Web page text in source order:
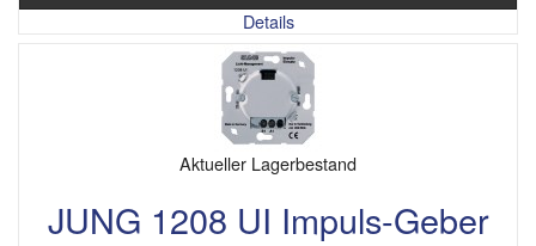
Details
Aktueller Lagerbestand
JUNG 1208 UI Impuls-Geber